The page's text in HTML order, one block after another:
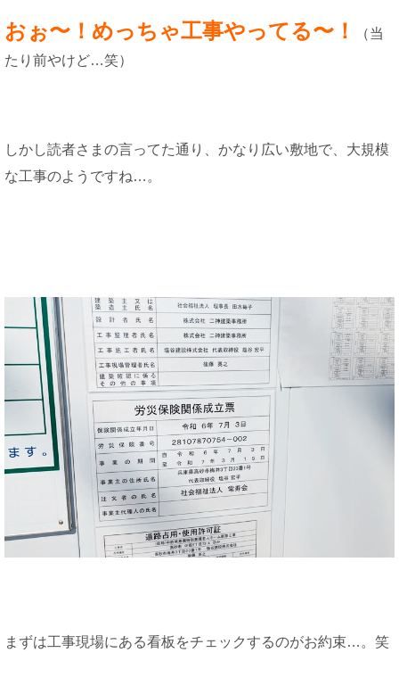
おぉ〜！めっちゃ工事やってる〜！
（当
たり前やけど…笑）
しかし読者さまの言ってた通り、かなり広い敷地で、大規模
な工事のようですね…。
まずは工事現場にある看板をチェックするのがお約束…。笑